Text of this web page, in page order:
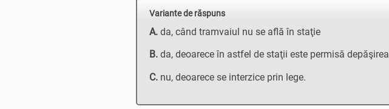
Variante de răspuns
A. da, când tramvaiul nu se află în staţie
B. da, deoarece în astfel de staţii este permisă depăşirea
C. nu, deoarece se interzice prin lege.